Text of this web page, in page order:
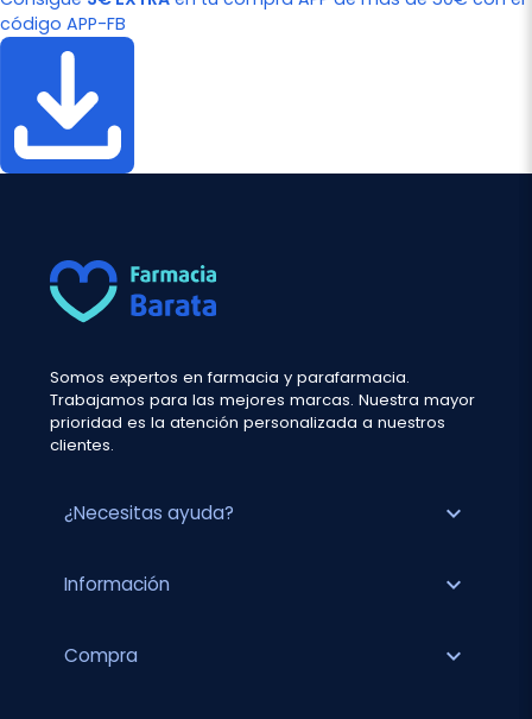
código APP-FB
Somos expertos en farmacia y parafarmacia.
Trabajamos para las mejores marcas. Nuestra mayor
prioridad es la atención personalizada a nuestros
clientes.
¿Necesitas ayuda? expand_more
Información expand_more
Compra expand_more